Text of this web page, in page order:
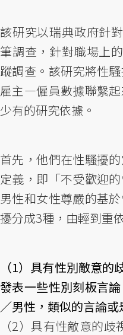
該研究以瑞典政府針
筆調查，針對職場上
蹤調查。該研究將性
雇主—僱員數據聯繫
少有的研究依據。
首先，他們在性騷擾
定義，即「不受歡迎
男性和女性尊嚴的基
擾分成3種，由輕到重
（1）具有性別敵意
發表一些性別刻板言
／男性，類似的言論或
（2）具有性敵意的